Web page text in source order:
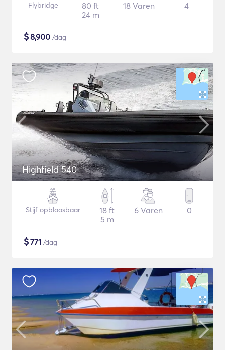
Flybridge
80 ft
24 m
18 Varen 4
$8,900 /dag
Highfield 540
Stijf opblaasbaar
18 ft
5 m
6 Varen 0
$771 /dag